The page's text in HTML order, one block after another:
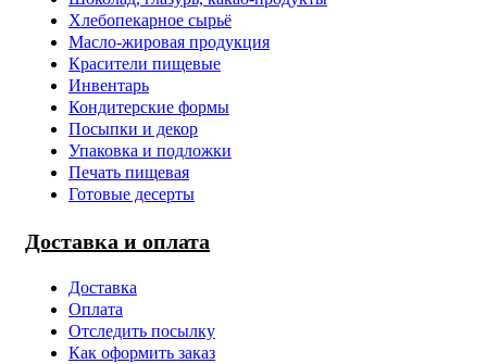
Хлебопекарное сырьё
Масло-жировая продукция
Красители пищевые
Инвентарь
Кондитерские формы
Посыпки и декор
Упаковка и подложки
Печать пищевая
Готовые десерты
Доставка и оплата
Доставка
Оплата
Отследить посылку
Как оформить заказ